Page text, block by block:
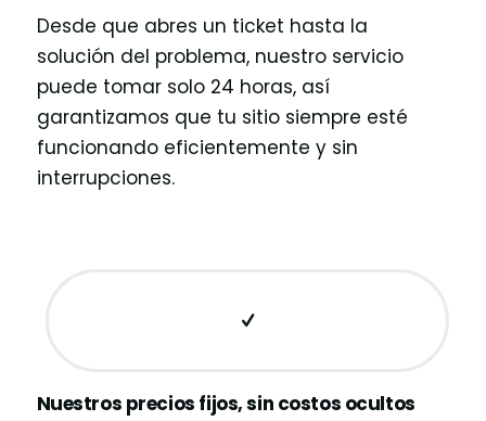
Desde que abres un ticket hasta la
solución del problema, nuestro servicio
puede tomar solo 24 horas, así
garantizamos que tu sitio siempre esté
funcionando eficientemente y sin
interrupciones.
Nuestros precios fijos, sin costos ocultos